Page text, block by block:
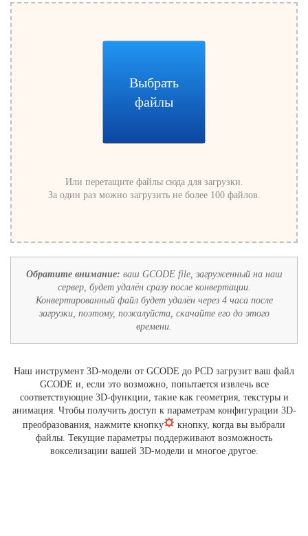
Выбрать
файлы
Или перетащите файлы сюда для загрузки.
За один раз можно загрузить не более 100 файлов.
Обратите внимание: ваш GCODE file, загруженный на наш
сервер, будет удалён сразу после конвертации.
Конвертированный файл будет удалён через 4 часа после
загрузки, поэтому, пожалуйста, скачайте его до этого
времени.
Наш инструмент 3D-модели от GCODE до PCD загрузит ваш файл
GCODE и, если это возможно, попытается извлечь все
соответствующие 3D-функции, такие как геометрия, текстуры и
анимация. Чтобы получить доступ к параметрам конфигурации 3D-
преобразования, нажмите кнопку
кнопку, когда вы выбрали
файлы. Текущие параметры поддерживают возможность
вокселизации вашей 3D-модели и многое другое.